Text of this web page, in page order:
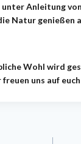
unter Anleitung
Natur genießen
Wohl wird
uns auf